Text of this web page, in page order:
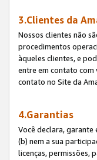
3.Clientes da
Nossos clientes não
procedimentos
àqueles clientes, e
entre em contato com
contato no Site da
4.Garantias
Você declara, garante
(b) nem a sua
licenças, permissões,